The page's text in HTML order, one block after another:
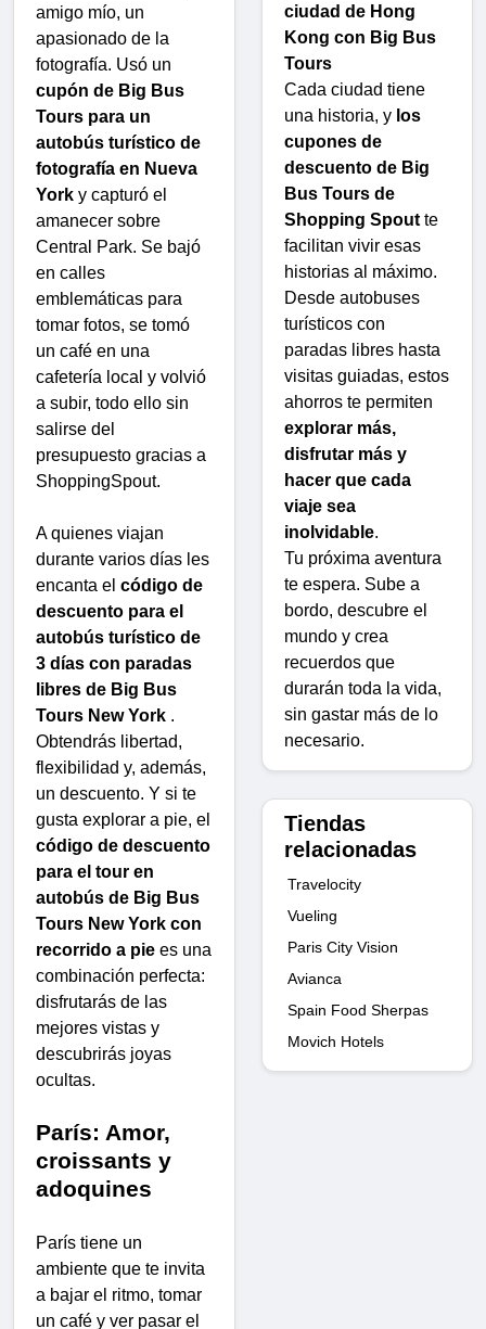
amigo mío, un
apasionado de la
fotografía. Usó un
cupón de Big Bus
Tours para un
autobús turístico de
fotografía en Nueva
York y capturó el
amanecer sobre
Central Park. Se bajó
en calles
emblemáticas para
tomar fotos, se tomó
un café en una
cafetería local y volvió
a subir, todo ello sin
salirse del
presupuesto gracias a
ShoppingSpout.
A quienes viajan
durante varios días les
encanta el código de
descuento para el
autobús turístico de
3 días con paradas
libres de Big Bus
Tours New York .
Obtendrás libertad,
flexibilidad y, además,
un descuento. Y si te
gusta explorar a pie, el
código de descuento
para el tour en
autobús de Big Bus
Tours New York con
recorrido a pie es una
combinación perfecta:
disfrutarás de las
mejores vistas y
descubrirás joyas
ocultas.
París: Amor,
croissants y
adoquines
París tiene un
ambiente que te invita
a bajar el ritmo, tomar
un café y ver pasar el
ciudad de Hong
Kong con Big Bus
Tours
Cada ciudad tiene
una historia, y los
cupones de
descuento de Big
Bus Tours de
Shopping Spout te
facilitan vivir esas
historias al máximo.
Desde autobuses
turísticos con
paradas libres hasta
visitas guiadas, estos
ahorros te permiten
explorar más,
disfrutar más y
hacer que cada
viaje sea
inolvidable.
Tu próxima aventura
te espera. Sube a
bordo, descubre el
mundo y crea
recuerdos que
durarán toda la vida,
sin gastar más de lo
necesario.
Tiendas
relacionadas
Travelocity
Vueling
Paris City Vision
Avianca
Spain Food Sherpas
Movich Hotels